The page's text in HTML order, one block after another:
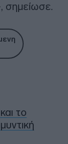
σημείωσε.
το